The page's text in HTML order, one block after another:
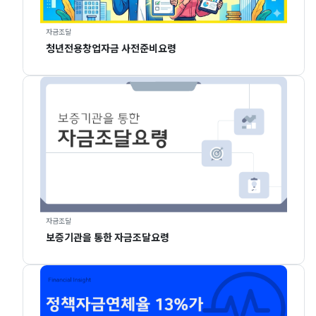
자금조달
청년전용창업자금 사전준비요령
자금조달
보증기관을 통한 자금조달요령